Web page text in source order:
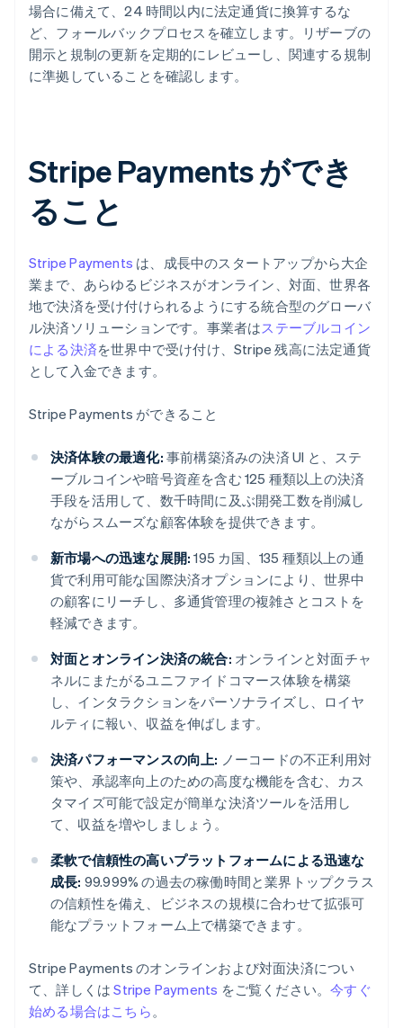
場合に備えて、24 時間以内に法定通貨に換算するな
ど、フォールバックプロセスを確立します。リザーブの
開示と規制の更新を定期的にレビューし、関連する規制
に準拠していることを確認します。
Stripe Payments ができ
ること
Stripe Payments は、成長中のスタートアップから大企
業まで、あらゆるビジネスがオンライン、対面、世界各
地で決済を受け付けられるようにする統合型のグローバ
ル決済ソリューションです。事業者はステーブルコイン
による決済を世界中で受け付け、Stripe 残高に法定通貨
として入金できます。
Stripe Payments ができること
決済体験の最適化: 事前構築済みの決済 UI と、ステ
ーブルコインや暗号資産を含む 125 種類以上の決済
手段を活用して、数千時間に及ぶ開発工数を削減し
ながらスムーズな顧客体験を提供できます。
新市場への迅速な展開: 195 カ国、135 種類以上の通
貨で利用可能な国際決済オプションにより、世界中
の顧客にリーチし、多通貨管理の複雑さとコストを
軽減できます。
対面とオンライン決済の統合: オンラインと対面チャ
ネルにまたがるユニファイドコマース体験を構築
し、インタラクションをパーソナライズし、ロイヤ
ルティに報い、収益を伸ばします。
決済パフォーマンスの向上: ノーコードの不正利用対
策や、承認率向上のための高度な機能を含む、カス
タマイズ可能で設定が簡単な決済ツールを活用し
て、収益を増やしましょう。
柔軟で信頼性の高いプラットフォームによる迅速な
成長: 99.999% の過去の稼働時間と業界トップクラス
の信頼性を備え、ビジネスの規模に合わせて拡張可
能なプラットフォーム上で構築できます。
Stripe Payments のオンラインおよび対面決済につい
て、詳しくはStripe Payments をご覧ください。今すぐ
始める場合はこちら。
アイルランド